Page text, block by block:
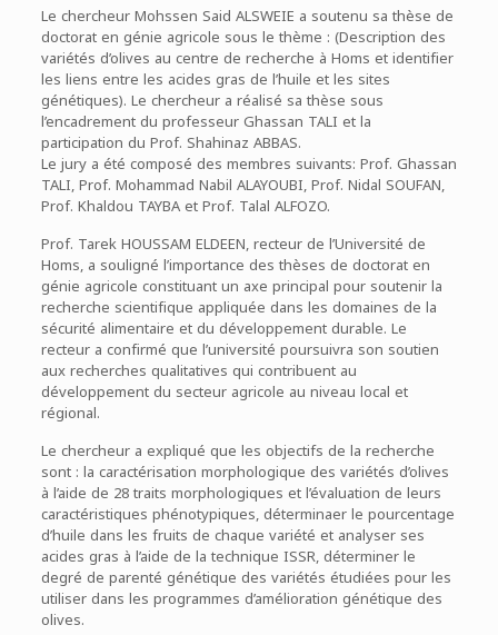
Le chercheur Mohssen Said ALSWEIE a soutenu sa thèse de
doctorat en génie agricole sous le thème : (Description des
variétés d’olives au centre de recherche à Homs et identifier
les liens entre les acides gras de l’huile et les sites
génétiques). Le chercheur a réalisé sa thèse sous
l’encadrement du professeur Ghassan TALI et la
participation du Prof. Shahinaz ABBAS.
Le jury a été composé des membres suivants: Prof. Ghassan
TALI, Prof. Mohammad Nabil ALAYOUBI, Prof. Nidal SOUFAN,
Prof. Khaldou TAYBA et Prof. Talal ALFOZO.
Prof. Tarek HOUSSAM ELDEEN, recteur de l’Université de
Homs, a souligné l’importance des thèses de doctorat en
génie agricole constituant un axe principal pour soutenir la
recherche scientifique appliquée dans les domaines de la
sécurité alimentaire et du développement durable. Le
recteur a confirmé que l’université poursuivra son soutien
aux recherches qualitatives qui contribuent au
développement du secteur agricole au niveau local et
régional.
Le chercheur a expliqué que les objectifs de la recherche
sont : la caractérisation morphologique des variétés d’olives
à l’aide de 28 traits morphologiques et l’évaluation de leurs
caractéristiques phénotypiques, déterminaer le pourcentage
d’huile dans les fruits de chaque variété et analyser ses
acides gras à l’aide de la technique ISSR, déterminer le
degré de parenté génétique des variétés étudiées pour les
utiliser dans les programmes d’amélioration génétique des
olives.